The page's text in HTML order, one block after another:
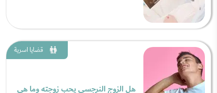
قضايا اسرية
هل الزوج النرجسي يحب زوجته وما هي